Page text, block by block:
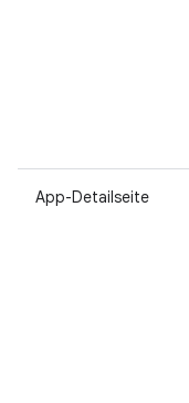
App-Detailseite